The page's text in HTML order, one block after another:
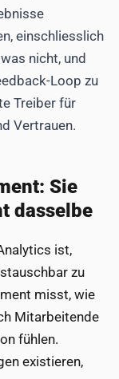
einschliesslich
nicht, und
Loop zu
Treiber für
Vertrauen.
Sie
dasselbe
ist,
zu
misst, wie
Mitarbeitende
fühlen.
existieren,